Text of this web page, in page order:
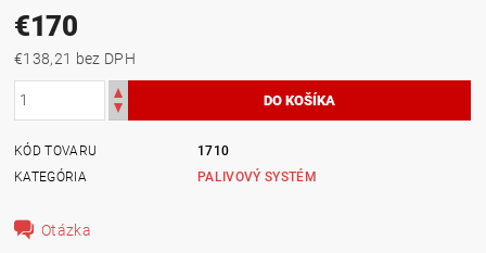
€170
€138,21 bez DPH
KÓD TOVARU
1710
KATEGÓRIA
PALIVOVÝ SYSTÉM
Otázka